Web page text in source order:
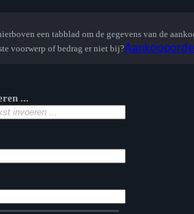
een tabblad om de gegevens van de
voorwerp of bedrag er niet bij?
...